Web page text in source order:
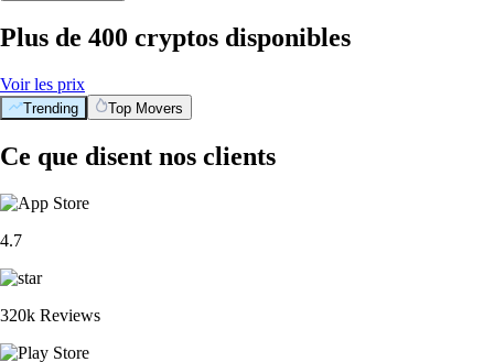
Plus de 400 cryptos disponibles
Voir les prix
Trending Top Movers
Ce que disent nos clients
4.7
320k Reviews